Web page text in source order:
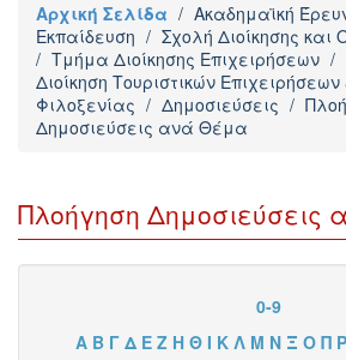
Αρχική Σελίδα / Ακαδημαϊκή
Εκπαίδευση / Σχολή Διοίκησης και
/ Τμήμα Διοίκησης Επιχειρήσεων /
Διοίκηση Τουριστικών
Φιλοξενίας / Δημοσιεύσεις /
Δημοσιεύσεις ανά Θέμα
Πλοήγηση Δημοσιεύσεις
0-9
Α Β Γ Δ Ε Ζ Η Θ Ι Κ Λ Μ Ν Ξ Ο Π Ρ